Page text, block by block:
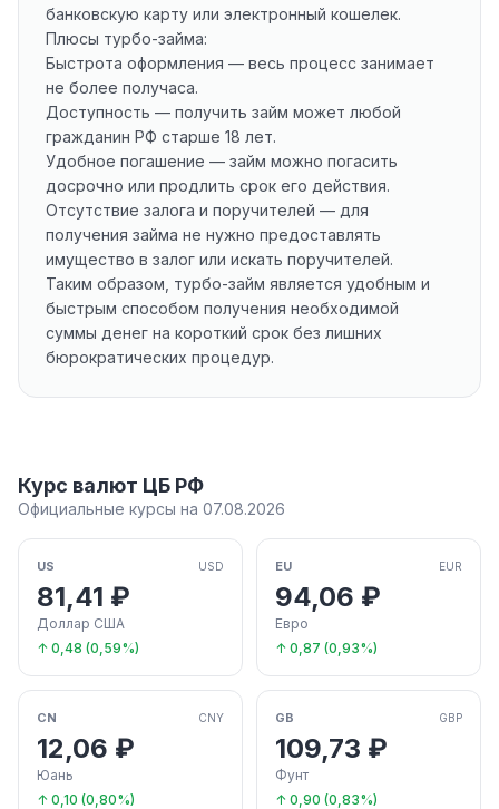
банковскую карту или электронный кошелек.
Плюсы турбо-займа:
Быстрота оформления — весь процесс занимает
не более получаса.
Доступность — получить займ может любой
гражданин РФ старше 18 лет.
Удобное погашение — займ можно погасить
досрочно или продлить срок его действия.
Отсутствие залога и поручителей — для
получения займа не нужно предоставлять
имущество в залог или искать поручителей.
Таким образом, турбо-займ является удобным и
быстрым способом получения необходимой
суммы денег на короткий срок без лишних
бюрократических процедур.
Курс валют ЦБ РФ
Официальные курсы на 07.08.2026
US USD
81,41 ₽
Доллар США
↑ 0,48 (0,59%)
EU EUR
94,06 ₽
Евро
↑ 0,87 (0,93%)
CN CNY
12,06 ₽
Юань
↑ 0,10 (0,80%)
GB GBP
109,73 ₽
Фунт
↑ 0,90 (0,83%)